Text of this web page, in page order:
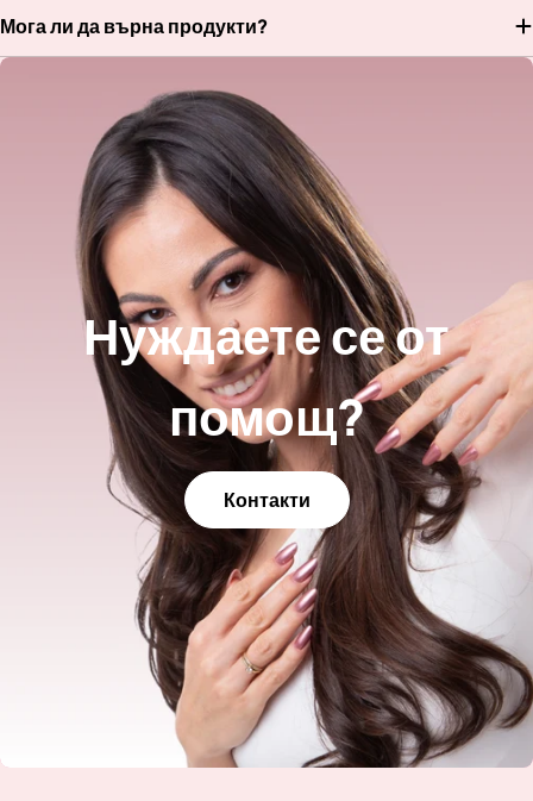
Нуждаете се от
помощ?
Контакти
Мога ли да върна продукти?